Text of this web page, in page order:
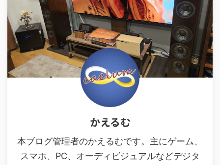
かえるむ
本ブログ管理者のかえるむです。主にゲーム、
スマホ、PC、オーディビジュアルなどデジタ